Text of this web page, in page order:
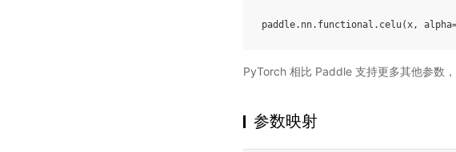
paddle. nn. functional . celu(x, alpha
PyTorch 相比 Paddle 支持更多其他参数，
参数映射